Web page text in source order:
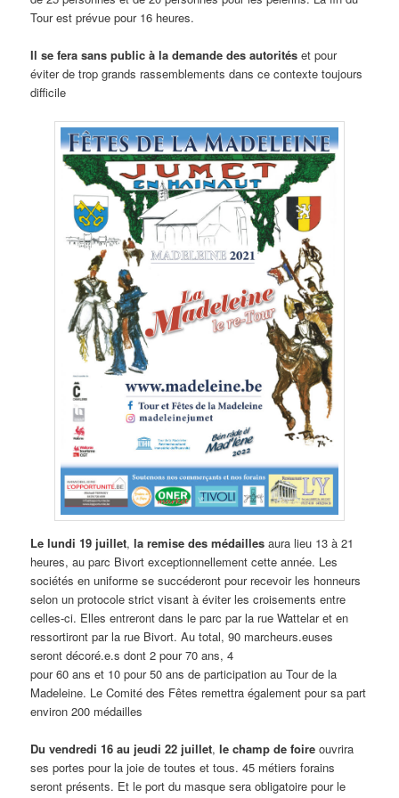
Tour est prévue pour 16 heures.
Il se fera sans public à la demande des autorités et pour
éviter de trop grands rassemblements dans ce contexte toujours
difficile
Le lundi 19 juillet,la remise des médailles aura lieu 13 à 21
heures, au parc Bivort exceptionnellement cette année. Les
sociétés en uniforme se succéderont pour recevoir les honneurs
selon un protocole strict visant à éviter les croisements entre
celles-ci. Elles entreront dans le parc par la rue Wattelar et en
ressortiront par la rue Bivort. Au total, 90 marcheurs.euses
seront décoré.e.s dont 2 pour 70 ans, 4
pour 60 ans et 10 pour 50 ans de participation au Tour de la
Madeleine. Le Comité des Fêtes remettra également pour sa part
environ 200 médailles
Du vendredi 16 au jeudi 22 juillet,le champ de foire ouvrira
ses portes pour la joie de toutes et tous. 45 métiers forains
seront présents. Et le port du masque sera obligatoire pour le